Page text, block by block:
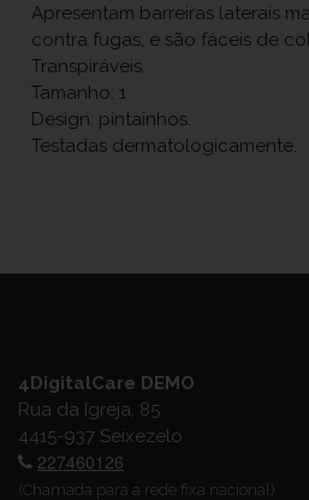
Apresentam barreiras laterais
contra fugas, e são fáceis de
Transpiráveis.
Tamanho: 1
Design: pintainhos.
Testadas dermatologicamente.
4DigitalCare DEMO
Rua da Igreja, 85
4415-937 Seixezelo
227460126
(Chamada para a rede fixa nacional)